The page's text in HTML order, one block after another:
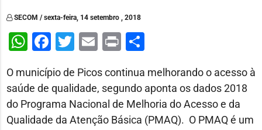
SECOM / sexta-feira, 14 setembro , 2018
WhatsApp
Facebook
Twitter
Email
PrintShare
O município de Picos continua melhorando o acesso à
saúde de qualidade, segundo aponta os dados 2018
do Programa Nacional de Melhoria do Acesso e da
Qualidade da Atenção Básica (PMAQ). O PMAQ é um